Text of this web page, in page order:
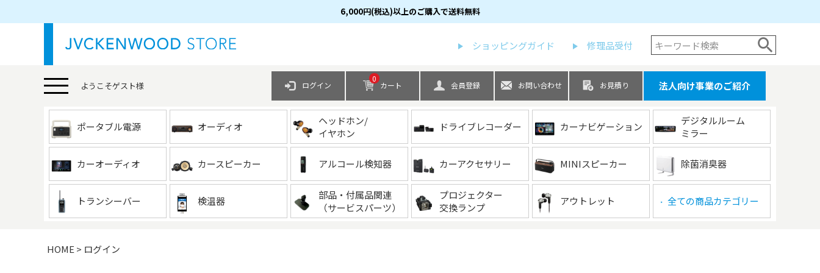
6,000円(税込)以上のご購入で送料無料
ショッピングガイド 修理品受付
検索
ようこそゲスト様 ログイン
0
カート 会員登録 お問い合わせ お見積り 法人向け事業のご紹介
ポータブル電源 オーディオ
ヘッドホン/
イヤホン
ドライブレコーダー カーナビゲーション
デジタルルーム
ミラー
カーオーディオ カースピーカー アルコール検知器 カーアクセサリー MINIスピーカー 除菌消臭器
トランシーバー 検温器
部品・付属品関連
（サービスパーツ）
プロジェクター
交換ランプ
アウトレット ▶ 全ての商品カテゴリー
HOME ログイン